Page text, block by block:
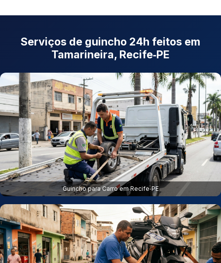
Serviços de guincho 24h feitos em
Tamarineira, Recife‑PE
Guincho para Carro em Recife‑PE